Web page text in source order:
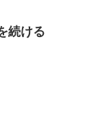
続ける